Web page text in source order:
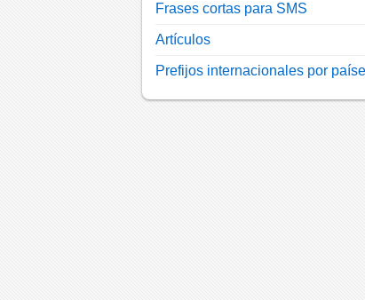
Frases cortas para SMS
Artículos
Prefijos internacionales por